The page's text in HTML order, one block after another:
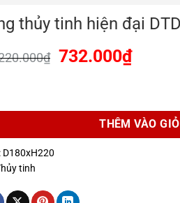
thủy tinh hiện đại
₫ 732.000₫
tinh hiện đại DTD-03B số lượng
THÊM VÀO
D180xH220
tinh